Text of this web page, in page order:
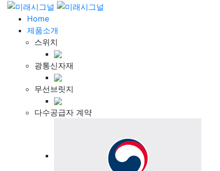
Home
제품소개
스위치
광통신자재
무선브릿지
다수공급자 계약